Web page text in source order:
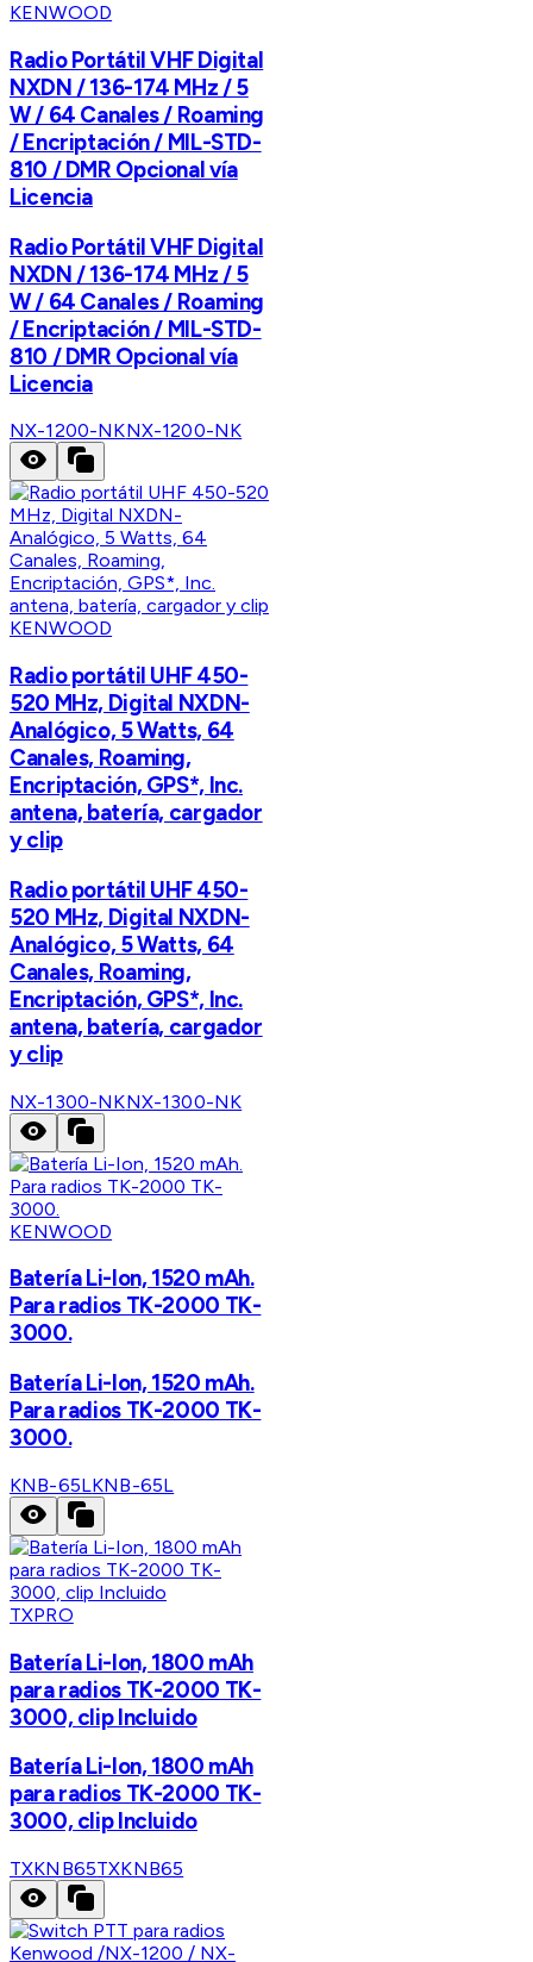
KENWOOD
Radio Portátil VHF Digital
NXDN / 136-174 MHz / 5
W / 64 Canales / Roaming
/ Encriptación / MIL-STD-
810 / DMR Opcional vía
Licencia
Radio Portátil VHF Digital
NXDN / 136-174 MHz / 5
W / 64 Canales / Roaming
/ Encriptación / MIL-STD-
810 / DMR Opcional vía
Licencia
NX-1200-NKNX-1200-NK
KENWOOD
Radio portátil UHF 450-
520 MHz, Digital NXDN-
Analógico, 5 Watts, 64
Canales, Roaming,
Encriptación, GPS*, Inc.
antena, batería, cargador
y clip
Radio portátil UHF 450-
520 MHz, Digital NXDN-
Analógico, 5 Watts, 64
Canales, Roaming,
Encriptación, GPS*, Inc.
antena, batería, cargador
y clip
NX-1300-NKNX-1300-NK
KENWOOD
Batería Li-Ion, 1520 mAh.
Para radios TK-2000 TK-
3000.
Batería Li-Ion, 1520 mAh.
Para radios TK-2000 TK-
3000.
KNB-65LKNB-65L
TXPRO
Batería Li-Ion, 1800 mAh
para radios TK-2000 TK-
3000, clip Incluido
Batería Li-Ion, 1800 mAh
para radios TK-2000 TK-
3000, clip Incluido
TXKNB65TXKNB65